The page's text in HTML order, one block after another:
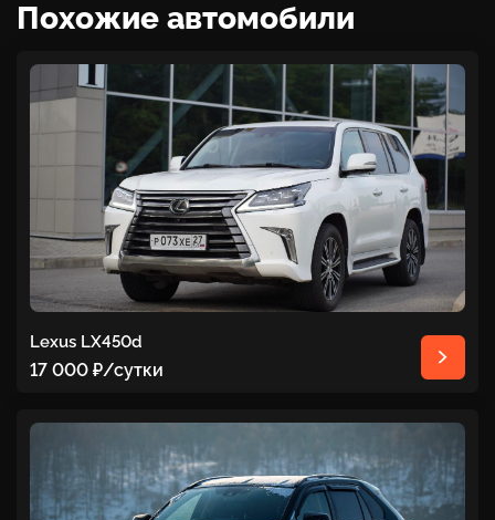
Похожие автомобили
Lexus LX450d
17 000 ₽/сутки